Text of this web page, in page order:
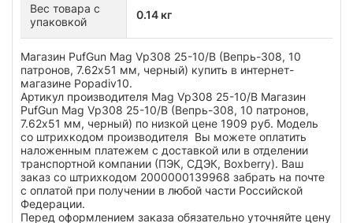
Вес товара с
упаковкой
0.14 кг
Магазин PufGun Mag Vp308 25-10/B (Вепрь-308, 10
патронов, 7.62х51 мм, черный) купить в интернет-
магазине Popadiv10.
Артикул производителя Mag Vp308 25-10/B Магазин
PufGun Mag Vp308 25-10/B (Вепрь-308, 10 патронов,
7.62х51 мм, черный) по низкой цене 1909 руб. Модель
со штрихкодом производителя Вы можете оплатить
наложенным платежем с доставкой или в отделении
транспортной компании (ПЭК, СДЭК, Boxberry). Ваш
заказ со штрихкодом 2000000139968 забрать на почте
с оплатой при получении в любой части Российской
Федерации.
Перед оформлением заказа обязательно уточняйте цену